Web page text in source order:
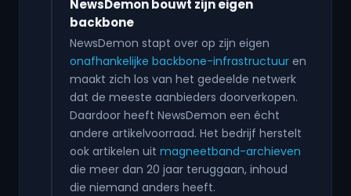
NewsDemon bouwt zijn eigen
backbone
NewsDemon stapt over op zijn eigen
onafhankelijke backbone-infrastructuur en
maakt zich los van het gedeelde netwerk
dat de meeste aanbieders doorverkopen.
Daardoor heeft NewsDemon een écht
andere artikelvoorraad. Het bedrijf herstelt
ook artikelen uit magneetband-archieven
die meer dan 20 jaar teruggaan, inhoud
die niemand anders heeft.